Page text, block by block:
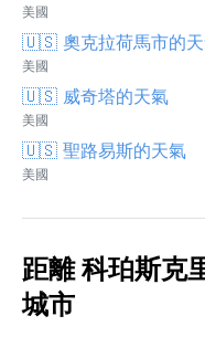
美國
🇺🇸 奧克拉荷馬市的
美國
🇺🇸 威奇塔的天氣
美國
🇺🇸 聖路易斯的天氣
美國
距離 科珀斯克
城市